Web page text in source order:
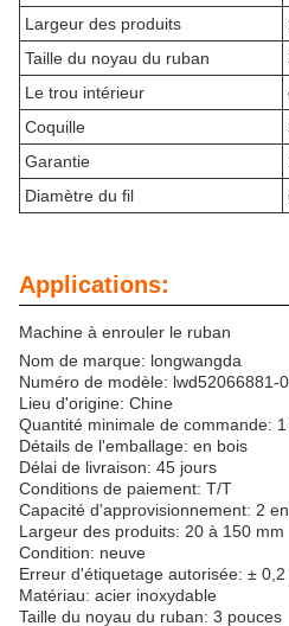
Largeur des produits
Taille du noyau du ruban
Le trou intérieur
Coquille
Garantie
Diamètre du fil
Applications:
Machine à enrouler le ruban
Nom de marque: longwangda
Numéro de modèle: lwd52066881-
Lieu d'origine: Chine
Quantité minimale de commande: 1
Détails de l'emballage: en bois
Délai de livraison: 45 jours
Conditions de paiement: T/T
Capacité d'approvisionnement: 2
Largeur des produits: 20 à 150 mm
Condition: neuve
Erreur d'étiquetage autorisée: ± 0,2
Matériau: acier inoxydable
Taille du noyau du ruban: 3 pouces